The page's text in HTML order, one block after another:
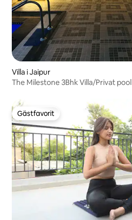
Villa i Jaipur
The Milestone 3Bhk Villa/Privat pool
Gästfavorit
Gästfavorit